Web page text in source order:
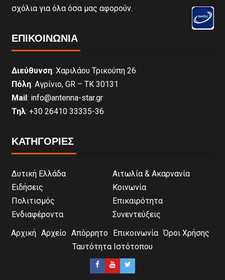
σχόλια για όλα όσα μας αφορούν.
ΕΠΙΚΟΙΝΩΝΊΑ
Διεύθυνση: Χαριλάου Τρικούπη 26
Πόλη: Αγρίνιο, GR – ΤΚ 30131
Mail: info@antenna-star.gr
Τηλ: +30 26410 33335-36
ΚΑΤΗΓΟΡΙΕΣ
Δυτική Ελλάδα
Αιτωλία & Ακαρνανία
Ειδήσεις
Κοινωνία
Πολιτισμός
Επικαιρότητα
Ενδιαφέροντα
Συνεντεύξεις
Αρχική Αρχείο Απόρρητο Επικοινωνία Όροι Χρήσης
Ταυτότητα Ιστότοπου